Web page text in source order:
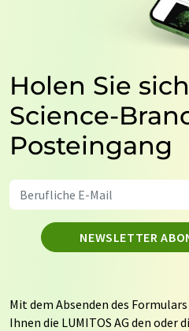
Holen Sie
Science-
Posteingang
NEWSLETTER
Mit dem Absenden des
Ihnen die LUMITOS AG den oder